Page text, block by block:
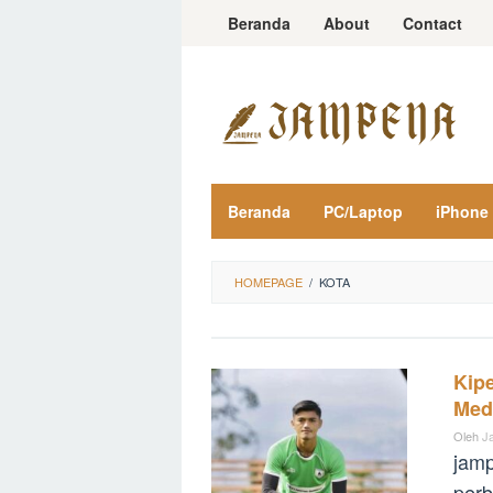
LoncatBeranda About Contact
Beranda PC/Laptop iPhone
HOMEPAGE / KOTA
Oleh